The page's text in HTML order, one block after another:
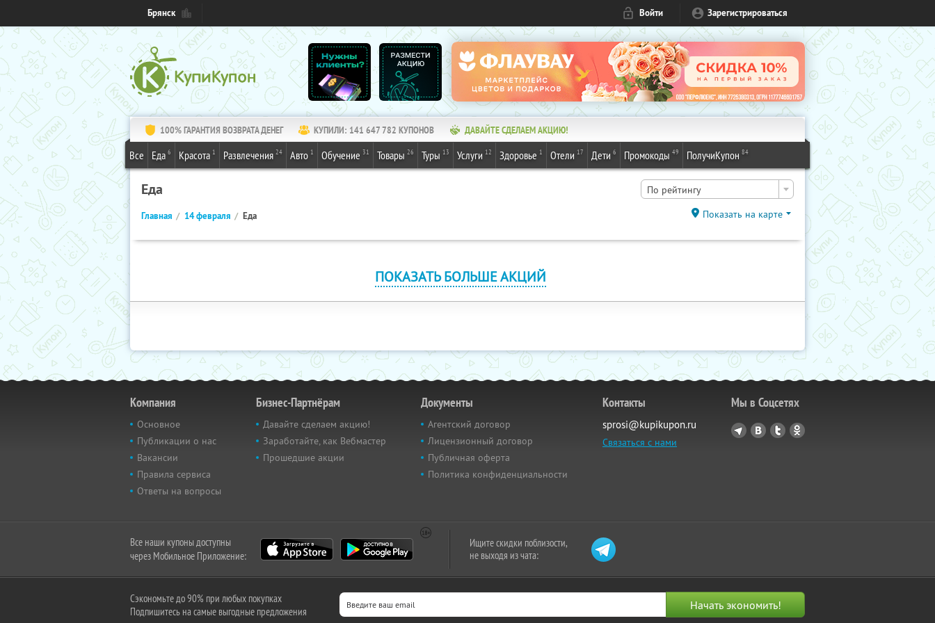
Брянск Войти Зарегистрироваться
100% ГАРАНТИЯ ВОЗВРАТА ДЕНЕГ КУПИЛИ: 141 647 782 КУПОНОВ ДАВАЙТЕ СДЕЛАЕМ АКЦИЮ!
Все Еда 6 Красота 1 Развлечения 24 Авто 1 Обучение 31 Товары 26 Туры 13 Услуги 12 Здоровье 1 Отели 17 Дети 6 Промокоды 49 ПолучиКупон 84
Еда По рейтингу
Главная 14 февраля Еда Показать на карте
ПОКАЗАТЬ БОЛЬШЕ АКЦИЙ
Компания
Основное
Публикации о нас
Вакансии
Правила сервиса
Ответы на вопросы
Бизнес-Партнёрам
Давайте сделаем акцию!
Заработайте, как Вебмастер
Прошедшие акции
Документы
Агентский договор
Лицензионный договор
Публичная оферта
Политика конфиденциальности
Контакты
sprosi@kupikupon.ru
Связаться с нами
Мы в Соцсетях
Все наши купоны доступны
через Мобильное Приложение:
Ищите скидки поблизости,
не выходя из чата:
Сэкономьте до 90% при любых покупках
Подпишитесь на самые выгодные предложения